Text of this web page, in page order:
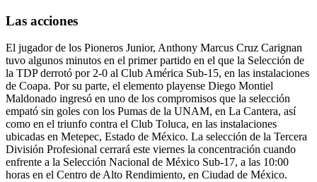
Las acciones
El jugador de los Pioneros Junior, Anthony Marcus Cruz Carignan
tuvo algunos minutos en el primer partido en el que la Selección de
la TDP derrotó por 2-0 al Club América Sub-15, en las instalaciones
de Coapa. Por su parte, el elemento playense Diego Montiel
Maldonado ingresó en uno de los compromisos que la selección
empató sin goles con los Pumas de la UNAM, en La Cantera, así
como en el triunfo contra el Club Toluca, en las instalaciones
ubicadas en Metepec, Estado de México. La selección de la Tercera
División Profesional cerrará este viernes la concentración cuando
enfrente a la Selección Nacional de México Sub-17, a las 10:00
horas en el Centro de Alto Rendimiento, en Ciudad de México.